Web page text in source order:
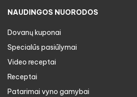
NAUDINGOS NUORODOS
Dovanų kuponai
Specialūs pasiūlymai
Video receptai
Receptai
Patarimai vyno gamybai